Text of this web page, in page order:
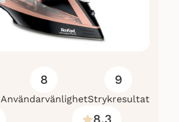
8
Användarvänlighet
9
Strykresultat